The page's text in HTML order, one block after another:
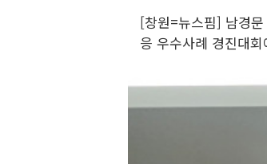
[창원=뉴스핌] 남경
응 우수사례 경진대